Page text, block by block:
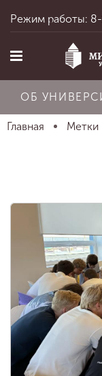
Об
Наука
Режим работы:
ОБ
Главная Метки